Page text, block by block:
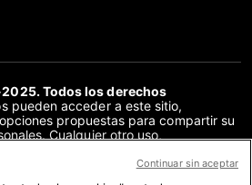
Todos los derechos
pueden acceder a este sitio,
propuestas para compartir su
Cualquier otro uso,
de este sitio, en su totalidad o en
Continuar sin aceptar